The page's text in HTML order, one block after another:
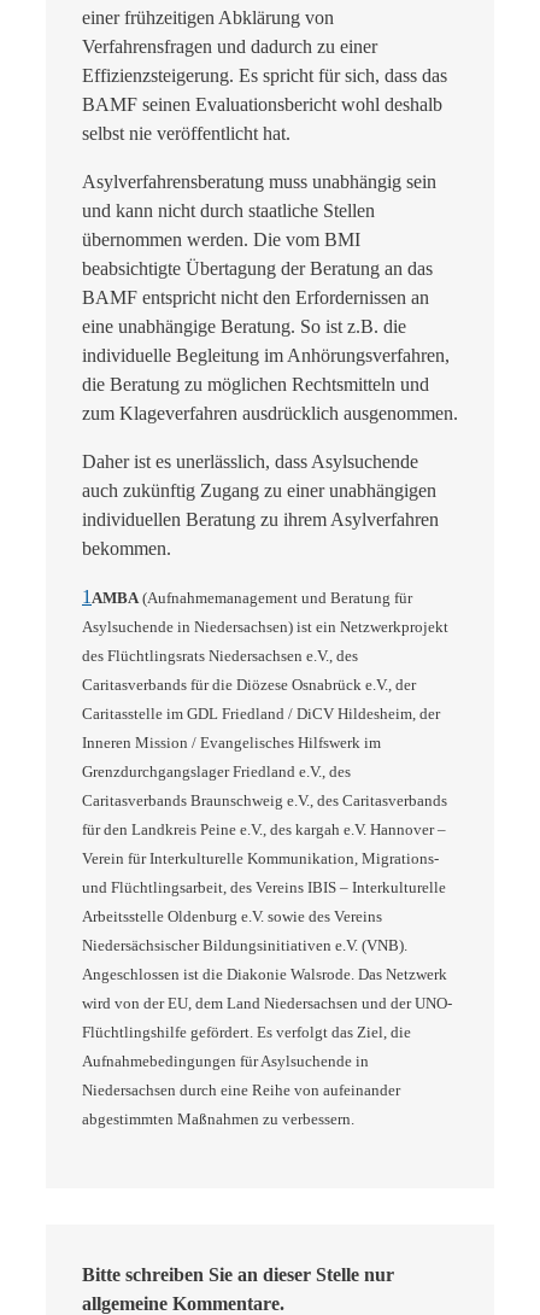
einer frühzeitigen Abklärung von
Verfahrensfragen und dadurch zu einer
Effizienzsteigerung. Es spricht für sich, dass das
BAMF seinen Evaluationsbericht wohl deshalb
selbst nie veröffentlicht hat.
Asylverfahrensberatung muss unabhängig sein
und kann nicht durch staatliche Stellen
übernommen werden. Die vom BMI
beabsichtigte Übertagung der Beratung an das
BAMF entspricht nicht den Erfordernissen an
eine unabhängige Beratung. So ist z.B. die
individuelle Begleitung im Anhörungsverfahren,
die Beratung zu möglichen Rechtsmitteln und
zum Klageverfahren ausdrücklich ausgenommen.
Daher ist es unerlässlich, dass Asylsuchende
auch zukünftig Zugang zu einer unabhängigen
individuellen Beratung zu ihrem Asylverfahren
bekommen.
1 AMBA (Aufnahmemanagement und Beratung für
Asylsuchende in Niedersachsen) ist ein Netzwerkprojekt
des Flüchtlingsrats Niedersachsen e.V., des
Caritasverbands für die Diözese Osnabrück e.V., der
Caritasstelle im GDL Friedland / DiCV Hildesheim, der
Inneren Mission / Evangelisches Hilfswerk im
Grenzdurchgangslager Friedland e.V., des
Caritasverbands Braunschweig e.V., des Caritasverbands
für den Landkreis Peine e.V., des kargah e.V. Hannover –
Verein für Interkulturelle Kommunikation, Migrations-
und Flüchtlingsarbeit, des Vereins IBIS – Interkulturelle
Arbeitsstelle Oldenburg e.V. sowie des Vereins
Niedersächsischer Bildungsinitiativen e.V. (VNB).
Angeschlossen ist die Diakonie Walsrode. Das Netzwerk
wird von der EU, dem Land Niedersachsen und der UNO-
Flüchtlingshilfe gefördert. Es verfolgt das Ziel, die
Aufnahmebedingungen für Asylsuchende in
Niedersachsen durch eine Reihe von aufeinander
abgestimmten Maßnahmen zu verbessern.
Bitte schreiben Sie an dieser Stelle nur
allgemeine Kommentare.